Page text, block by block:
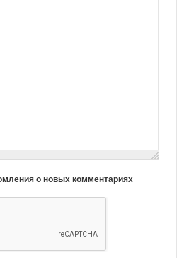
о новых комментариях